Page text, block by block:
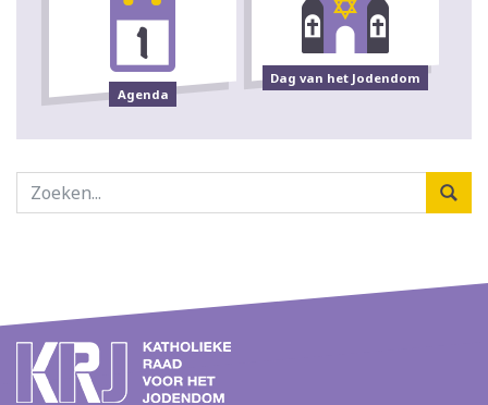
Agenda
Dag van het Jodendom